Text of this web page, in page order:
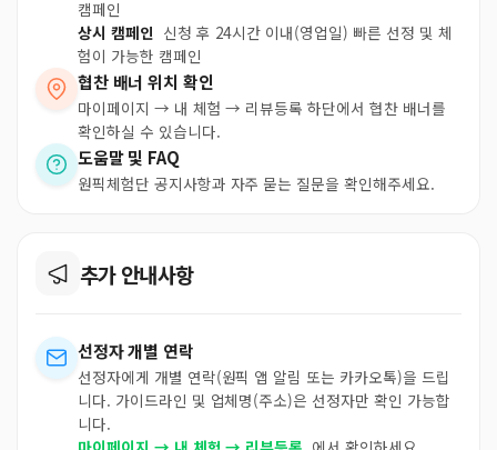
캠페인
상시 캠페인 신청 후 24시간 이내(영업일) 빠른 선정 및 체
험이 가능한 캠페인
협찬 배너 위치 확인
마이페이지 → 내 체험 → 리뷰등록 하단에서 협찬 배너를
확인하실 수 있습니다.
도움말 및 FAQ
원픽체험단 공지사항과 자주 묻는 질문을 확인해주세요.
추가 안내사항
선정자 개별 연락
선정자에게 개별 연락(원픽 앱 알림 또는 카카오톡)을 드립
니다. 가이드라인 및 업체명(주소)은 선정자만 확인 가능합
니다.